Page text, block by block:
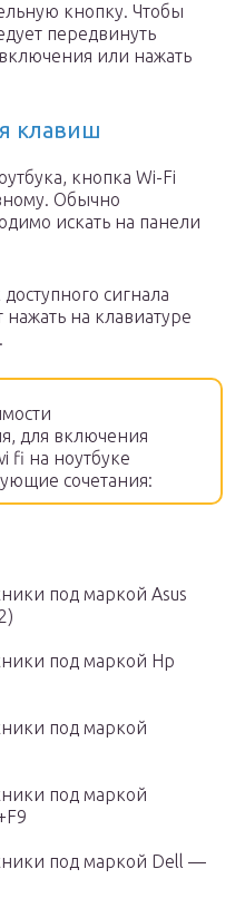
кнопку. Чтобы
передвинуть
или нажать
клавиш
кнопка Wi-Fi
Обычно
искать на панели
сигнала
на клавиатуре
для включения
fi на ноутбуке
сочетания:
под маркой Asus
под маркой Hp
под маркой
под маркой
под маркой Dell —